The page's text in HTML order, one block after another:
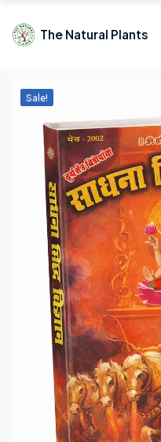
The Natural Plants
Sale!